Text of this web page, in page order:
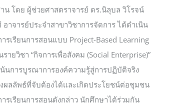
น โดย ผู้ช่วยศาสตราจารย์ ดร.นิลุบล วิโรจน์
อาจารย์ประจำสาขาวิชาการจัดการ ได้ดำเนิน
รเรียนการสอนแบบ Project-Based Learning
รายวิชา “กิจการเพื่อสังคม (Social Enterprise)”
นการบูรณาการองค์ความรู้สู่การปฏิบัติจริง
งผลลัพธ์ที่จับต้องได้และเกิดประโยชน์ต่อชุมชน
รเรียนการสอนดังกล่าว นักศึกษาได้ร่วมกัน